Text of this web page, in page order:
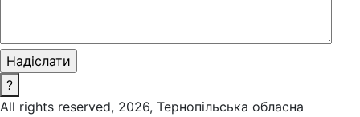
?
All rights reserved, 2026, Тернопільська обласна